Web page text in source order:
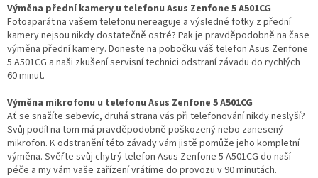
Výměna přední kamery u telefonu Asus Zenfone 5 A501CG
Fotoaparát na vašem telefonu nereaguje a výsledné fotky z přední
kamery nejsou nikdy dostatečně ostré? Pak je pravděpodobně na čase
výměna přední kamery. Doneste na pobočku váš telefon Asus Zenfone
5 A501CG a naši zkušení servisní technici odstraní závadu do rychlých
60 minut.
Výměna mikrofonu u telefonu Asus Zenfone 5 A501CG
Ať se snažíte sebevíc, druhá strana vás při telefonování nikdy neslyší?
Svůj podíl na tom má pravděpodobně poškozený nebo zanesený
mikrofon. K odstranění této závady vám jistě pomůže jeho kompletní
výměna. Svěřte svůj chytrý telefon Asus Zenfone 5 A501CG do naší
péče a my vám vaše zařízení vrátíme do provozu v 90 minutách.